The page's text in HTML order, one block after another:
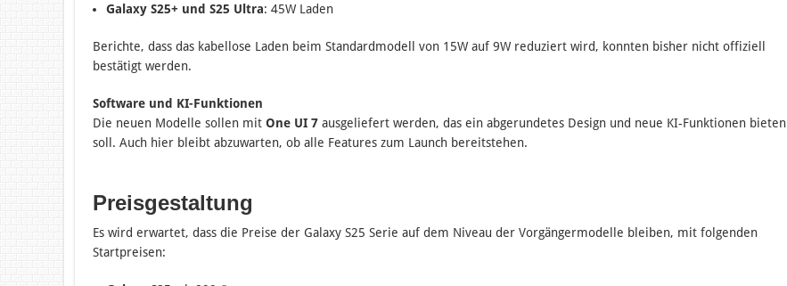
Galaxy S25+ und S25 Ultra: 45W Laden
Berichte, dass das kabellose Laden beim Standardmodell von 15W auf 9W reduziert wird, konnten bisher nicht offiziell
bestätigt werden.
Software und KI-Funktionen
Die neuen Modelle sollen mit One UI 7 ausgeliefert werden, das ein abgerundetes Design und neue KI-Funktionen bieten
soll. Auch hier bleibt abzuwarten, ob alle Features zum Launch bereitstehen.
Preisgestaltung
Es wird erwartet, dass die Preise der Galaxy S25 Serie auf dem Niveau der Vorgängermodelle bleiben, mit folgenden
Startpreisen: